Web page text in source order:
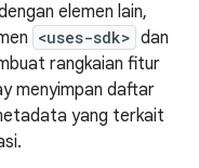
elemen lain,
<uses-sdk> dan
rangkaian fitur
menyimpan daftar
yang terkait